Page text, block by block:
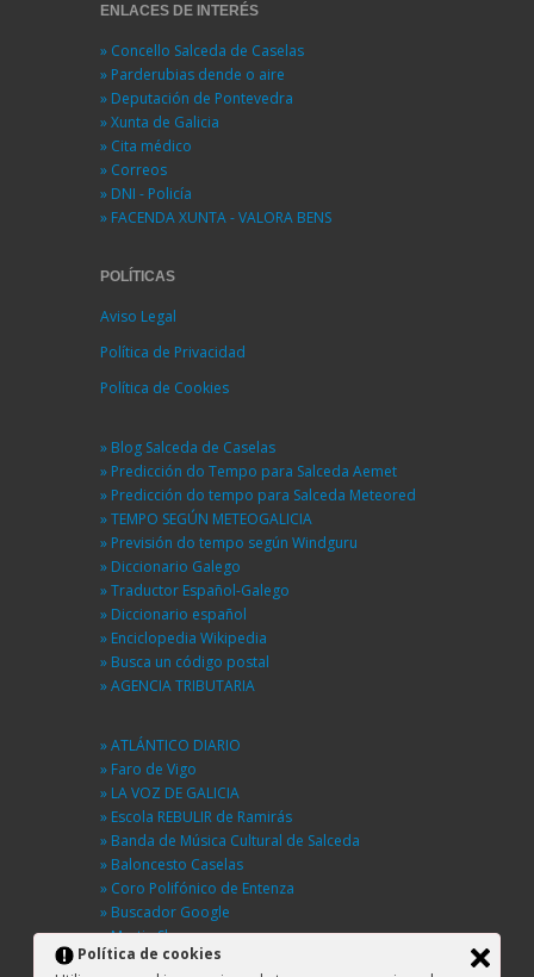
ENLACES DE INTERÉS
» Concello Salceda de Caselas
» Parderubias dende o aire
» Deputación de Pontevedra
» Xunta de Galicia
» Cita médico
» Correos
» DNI - Policía
» FACENDA XUNTA - VALORA BENS
POLÍTICAS
Aviso Legal
Política de Privacidad
Política de Cookies
» Blog Salceda de Caselas
» Predicción do Tempo para Salceda Aemet
» Predicción do tempo para Salceda Meteored
» TEMPO SEGÚN METEOGALICIA
» Previsión do tempo según Windguru
» Diccionario Galego
» Traductor Español-Galego
» Diccionario español
» Enciclopedia Wikipedia
» Busca un código postal
» AGENCIA TRIBUTARIA
» ATLÁNTICO DIARIO
» Faro de Vigo
» LA VOZ DE GALICIA
» Escola REBULIR de Ramirás
» Banda de Música Cultural de Salceda
» Baloncesto Caselas
» Coro Polifónico de Entenza
» Buscador Google
» Martin Sheen
» BUSCA UNHA RÚA
Política de cookies